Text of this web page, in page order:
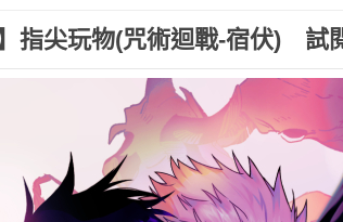
】指尖玩物(咒術迴戰-宿伏) 試